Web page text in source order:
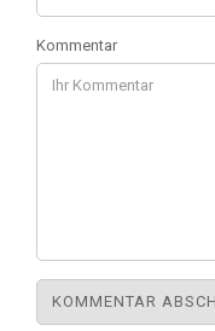
Kommentar